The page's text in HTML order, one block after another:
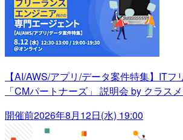
【AI/AWS/アプリ/データ案件特集】ITフ
「CMパートナーズ」 説明会 by クラス
開催前2026年8月12日(水) 19:00